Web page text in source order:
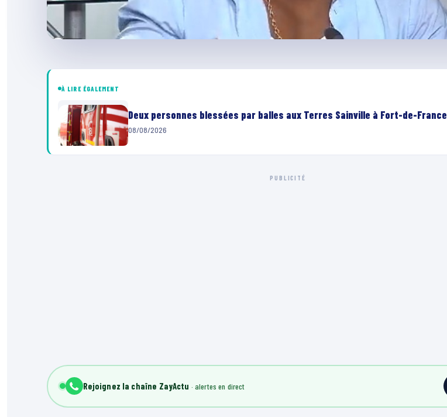
À LIRE ÉGALEMENT
Deux personnes blessées par balles aux Terres Sainville à Fort-de-France
08/08/2026
PUBLICITÉ
Rejoignez la chaîne ZayActu